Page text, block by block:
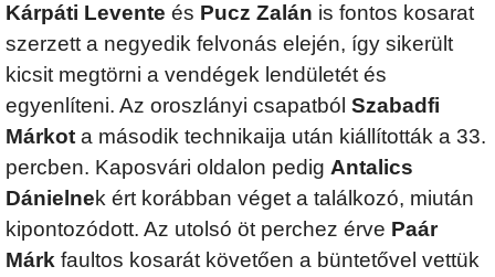
Kárpáti Levente és Pucz Zalán is fontos kosarat
szerzett a negyedik felvonás elején, így sikerült
kicsit megtörni a vendégek lendületét és
egyenlíteni. Az oroszlányi csapatból Szabadfi
Márkot a második technikaija után kiállították a 33.
percben. Kaposvári oldalon pedig Antalics
Dánielnek ért korábban véget a találkozó, miután
kipontozódott. Az utolsó öt perchez érve Paár
Márk faultos kosarát követően a büntetővel vettük